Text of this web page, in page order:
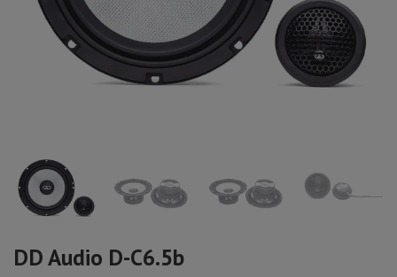
DD Audio D-C6.5b